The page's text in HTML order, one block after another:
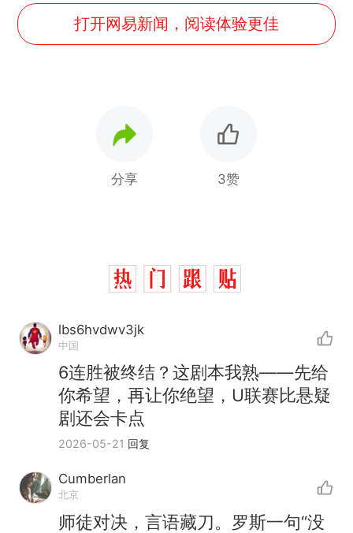
打开网易新闻，阅读体验更佳
分享 3赞
lbs6hvdwv3jk
中国
6连胜被终结？这剧本我熟——先给
你希望，再让你绝望，U联赛比悬疑
剧还会卡点
2026-05-21 回复
Cumberlan
北京
师徒对决，言语藏刀。罗斯一句“没